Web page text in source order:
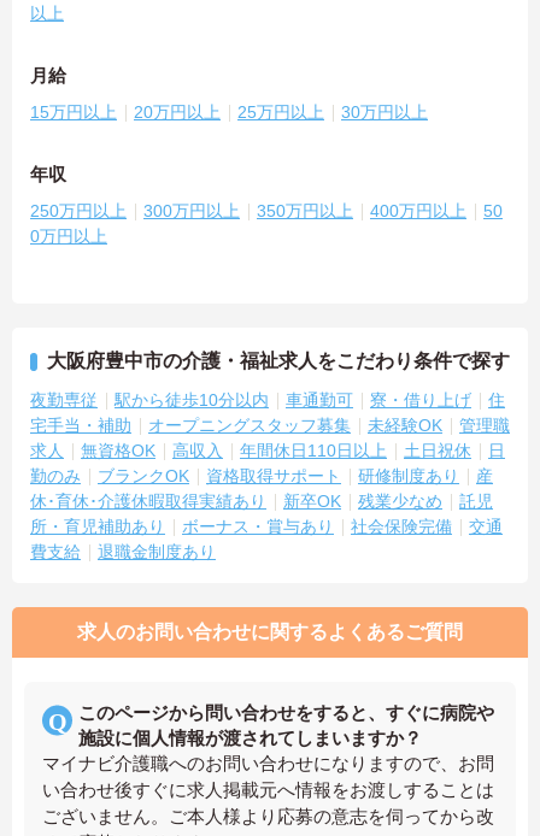
以上
月給
15万円以上 20万円以上 25万円以上 30万円以上
年収
250万円以上 300万円以上 350万円以上 400万円以上
50
0万円以上
大阪府豊中市の介護・福祉求人をこだわり条件で探す
夜勤専従 駅から徒歩10分以内 車通勤可 寮・借り上げ
住
宅手当・補助
オープニングスタッフ募集 未経験OK
管理職
求人
無資格OK 高収入 年間休日110日以上 土日祝休
日
勤のみ
ブランクOK 資格取得サポート 研修制度あり
産
休･育休･介護休暇取得実績あり
新卒OK 残業少なめ
託児
所・育児補助あり
ボーナス・賞与あり 社会保険完備
交通
費支給
退職金制度あり
求人のお問い合わせに関するよくあるご質問
このページから問い合わせをすると、すぐに病院や
施設に個人情報が渡されてしまいますか？
マイナビ介護職へのお問い合わせになりますので、お問
い合わせ後すぐに求人掲載元へ情報をお渡しすることは
ございません。ご本人様より応募の意志を伺ってから改